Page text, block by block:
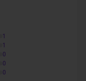
1
1
0
0
0